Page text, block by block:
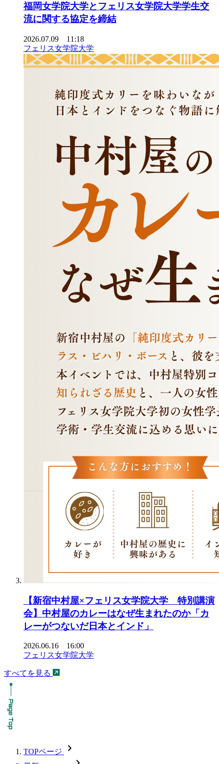
福岡女学院大学とフェリス女学院大学学生交
流に関する協定を締結
2026.07.09 11:18
フェリス女学院大学
【新宿中村屋×フェリス女学院大学 特別講演
会】中村屋のカレーはなぜ生まれたのか「カ
レーがつないだ日本とインド」
2026.06.16 16:00
フェリス女学院大学
すべてを見る
TOPページ chevron_forward